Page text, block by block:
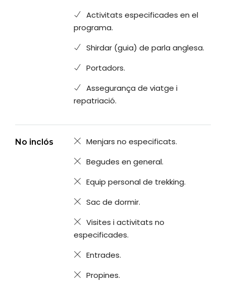
Activitats especificades en el
programa.
Shirdar (guia) de parla anglesa.
Portadors.
Assegurança de viatge i
repatriació.
No inclós
Menjars no especificats.
Begudes en general.
Equip personal de trekking.
Sac de dormir.
Visites i activitats no
especificades.
Entrades.
Propines.